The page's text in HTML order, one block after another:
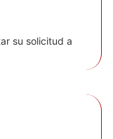
su solicitud a